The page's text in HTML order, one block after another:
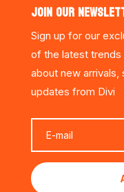
JOIN OUR
Sign up for our
of the latest
about new
updates from Divi